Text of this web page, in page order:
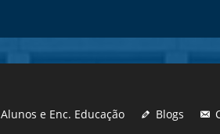
Alunos e Enc. Educação Blogs